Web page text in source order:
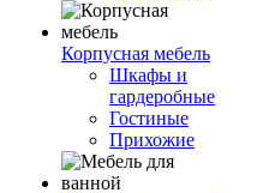
Корпусная мебель
Шкафы и
гардеробные
Гостиные
Прихожие